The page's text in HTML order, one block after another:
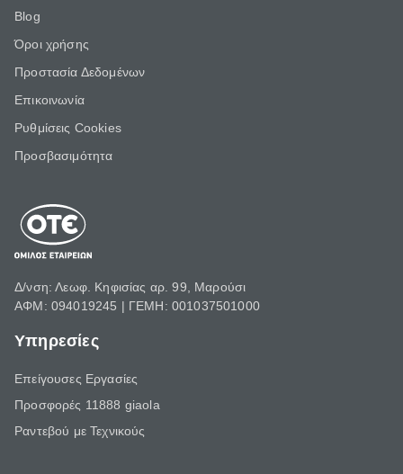
Blog
Όροι χρήσης
Προστασία Δεδομένων
Επικοινωνία
Ρυθμίσεις Cookies
Προσβασιμότητα
Δ/νση: Λεωφ. Κηφισίας αρ. 99, Μαρούσι
ΑΦΜ: 094019245 | ΓΕΜΗ: 001037501000
Υπηρεσίες
Επείγουσες Εργασίες
Προσφορές 11888 giaola
Ραντεβού με Τεχνικούς